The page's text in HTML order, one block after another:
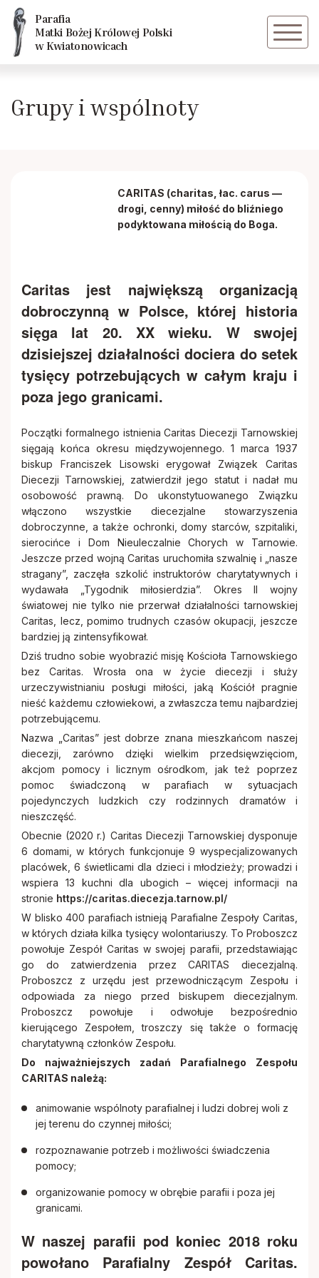
Parafia
Matki Bożej Królowej Polski
w Kwiatonowicach
Świątynia wyposażenie i symbolika
Duszpasterze
Maryja wraca na swą ziemię
Dziewczęca Służba Maryjna
Chór Cantabo
Grupy i wspólnoty
CARITAS (charitas, łac. carus —
drogi, cenny) miłość do bliźniego
podyktowana miłością do Boga.
Caritas jest największą organizacją
dobroczynną w Polsce, której historia
sięga lat 20. XX wieku. W swojej
dzisiejszej działalności dociera do setek
tysięcy potrzebujących w całym kraju i
poza jego granicami.
Początki formalnego istnienia Caritas Diecezji Tarnowskiej
sięgają końca okresu międzywojennego. 1 marca 1937
biskup Franciszek Lisowski erygował Związek Caritas
Diecezji Tarnowskiej, zatwierdził jego statut i nadał mu
osobowość prawną. Do ukonstytuowanego Związku
włączono wszystkie diecezjalne stowarzyszenia
dobroczynne, a także ochronki, domy starców, szpitaliki,
sierocińce i Dom Nieuleczalnie Chorych w Tarnowie.
Jeszcze przed wojną Caritas uruchomiła szwalnię i „nasze
stragany”, zaczęła szkolić instruktorów charytatywnych i
wydawała „Tygodnik miłosierdzia”. Okres II wojny
światowej nie tylko nie przerwał działalności tarnowskiej
Caritas, lecz, pomimo trudnych czasów okupacji, jeszcze
bardziej ją zintensyfikował.
Dziś trudno sobie wyobrazić misję Kościoła Tarnowskiego
bez Caritas. Wrosła ona w życie diecezji i służy
urzeczywistnianiu posługi miłości, jaką Kościół pragnie
nieść każdemu człowiekowi, a zwłaszcza temu najbardziej
potrzebującemu.
Nazwa „Caritas” jest dobrze znana mieszkańcom naszej
diecezji, zarówno dzięki wielkim przedsięwzięciom,
akcjom pomocy i licznym ośrodkom, jak też poprzez
pomoc świadczoną w parafiach w sytuacjach
pojedynczych ludzkich czy rodzinnych dramatów i
nieszczęść.
Obecnie (2020 r.) Caritas Diecezji Tarnowskiej dysponuje
6 domami, w których funkcjonuje 9 wyspecjalizowanych
placówek, 6 świetlicami dla dzieci i młodzieży; prowadzi i
wspiera 13 kuchni dla ubogich – więcej informacji na
stronie https://caritas.diecezja.tarnow.pl/
W blisko 400 parafiach istnieją Parafialne Zespoły Caritas,
w których działa kilka tysięcy wolontariuszy. To Proboszcz
powołuje Zespół Caritas w swojej parafii, przedstawiając
go do zatwierdzenia przez CARITAS diecezjalną.
Proboszcz z urzędu jest przewodniczącym Zespołu i
odpowiada za niego przed biskupem diecezjalnym.
Proboszcz powołuje i odwołuje bezpośrednio
kierującego Zespołem, troszczy się także o formację
charytatywną członków Zespołu.
Do najważniejszych zadań Parafialnego Zespołu
CARITAS należą:
animowanie wspólnoty parafialnej i ludzi dobrej woli z
jej terenu do czynnej miłości;
rozpoznawanie potrzeb i możliwości świadczenia
pomocy;
organizowanie pomocy w obrębie parafii i poza jej
granicami.
W naszej parafii pod koniec 2018 roku
powołano Parafialny Zespół Caritas.